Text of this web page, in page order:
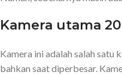
Kamera utama
Kamera ini adalah salah satu
bahkan saat diperbesar.